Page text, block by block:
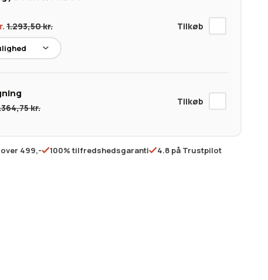
1.293,50kr.
kr.
499,- 100% tilfredshedsgaranti 4.8 på Trustpilot